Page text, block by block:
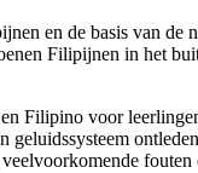
en de basis van
Filipijnen in het
Filipino voor